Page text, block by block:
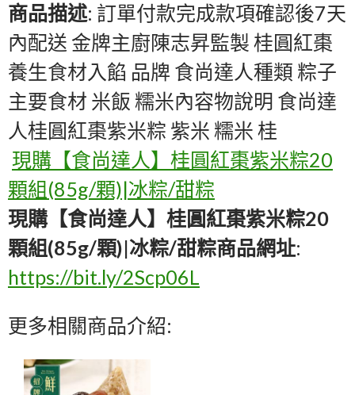
商品描述: 訂單付款完成款項確認後7天
內配送 金牌主廚陳志昇監製 桂圓紅棗
養生食材入餡 品牌 食尚達人種類 粽子
主要食材 米飯 糯米內容物說明 食尚達
人桂圓紅棗紫米粽 紫米 糯米 桂
現購【食尚達人】桂圓紅棗紫米粽20
顆組(85g/顆)|冰粽/甜粽
現購【食尚達人】桂圓紅棗紫米粽20
顆組(85g/顆)|冰粽/甜粽商品網址:
https://bit.ly/2Scp06L
更多相關商品介紹: